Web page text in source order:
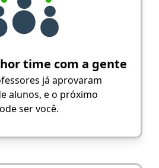
time com a gente
já aprovaram
alunos, e o próximo
ser você.